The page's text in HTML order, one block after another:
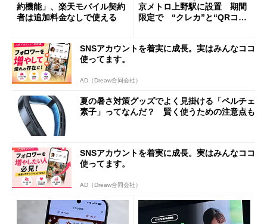
約機能」、楽天モバイル契約
者は追加料金なしで使える
京メトロ上野駅に設置 期間
限定で “クレカ”と“QRコー
SNSアカウントを着実に成長。実はみんなココ
使ってます。
AD（Dreaw合同会社）
夏の暑さ対策グッズでよく見掛ける「ペルチェ
素子」ってなんだ？ 賢く使うための注意点も
SNSアカウントを着実に成長。実はみんなココ
使ってます。
AD（Dreaw合同会社）